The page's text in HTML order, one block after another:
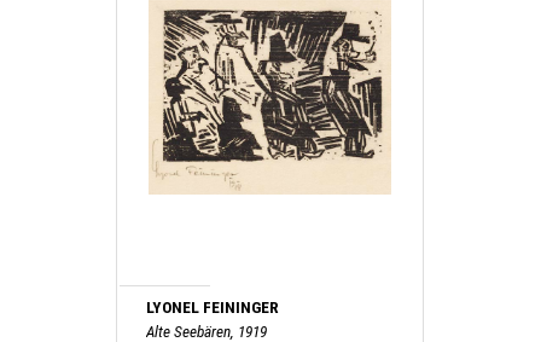
LYONEL FEININGER
Alte Seebären, 1919